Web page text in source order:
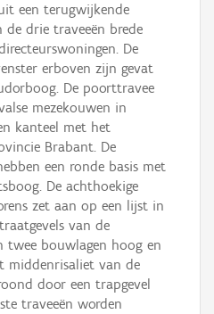
een terugwijkende
drie traveeën brede
De
erboven zijn gevat
De poorttravee
mezekouwen in
kanteel met het
Brabant. De
een ronde basis met
De achthoekige
zet aan op een lijst in
van de
twee bouwlagen hoog en
middenrisaliet van de
door een trapgevel
traveeën worden